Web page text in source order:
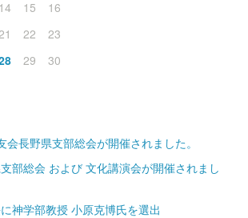
14 15
16
21 22
23
29 30
長野県支部総会が開催されました。
部総会 および 文化講演会が開催されまし
神学部教授 小原克博氏を選出